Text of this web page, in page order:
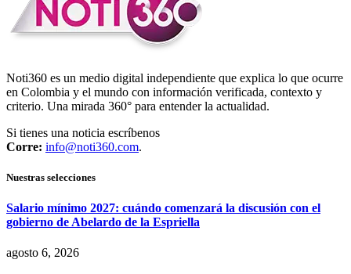
Noti360 es un medio digital independiente que explica lo que ocurre
en Colombia y el mundo con información verificada, contexto y
criterio. Una mirada 360° para entender la actualidad.
Si tienes una noticia escríbenos
Corre: info@noti360.com.
Nuestras selecciones
Salario mínimo 2027: cuándo comenzará la discusión con el
gobierno de Abelardo de la Espriella
agosto 6, 2026